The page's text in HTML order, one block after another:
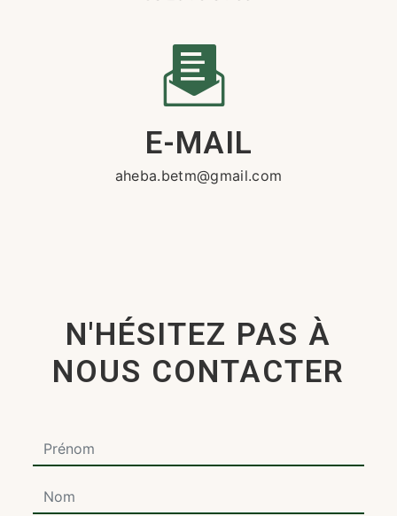
E-MAIL
aheba.betm@gmail.com
N'HÉSITEZ PAS À
NOUS CONTACTER